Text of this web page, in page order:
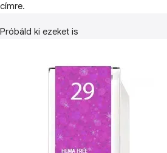
címre.
Próbáld ki ezeket is